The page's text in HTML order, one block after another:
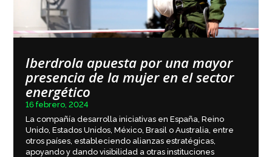
Iberdrola apuesta por una mayor
presencia de la mujer en el sector
energético
16 febrero, 2024
La compañía desarrolla iniciativas en España, Reino
Unido, Estados Unidos, México, Brasil o Australia, entre
otros países, estableciendo alianzas estratégicas,
apoyando y dando visibilidad a otras instituciones